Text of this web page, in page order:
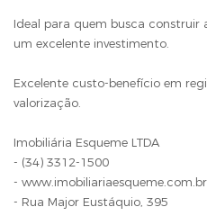
Ideal para quem busca construir
um excelente investimento.
Excelente custo-benefício em
valorização.
Imobiliária Esqueme LTDA
- (34) 3312-1500
- www.imobiliariaesqueme.com.br
- Rua Major Eustáquio, 395